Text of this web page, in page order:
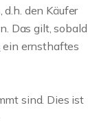
den Käufer
Das gilt, sobald
ein ernsthaftes
sind. Dies ist